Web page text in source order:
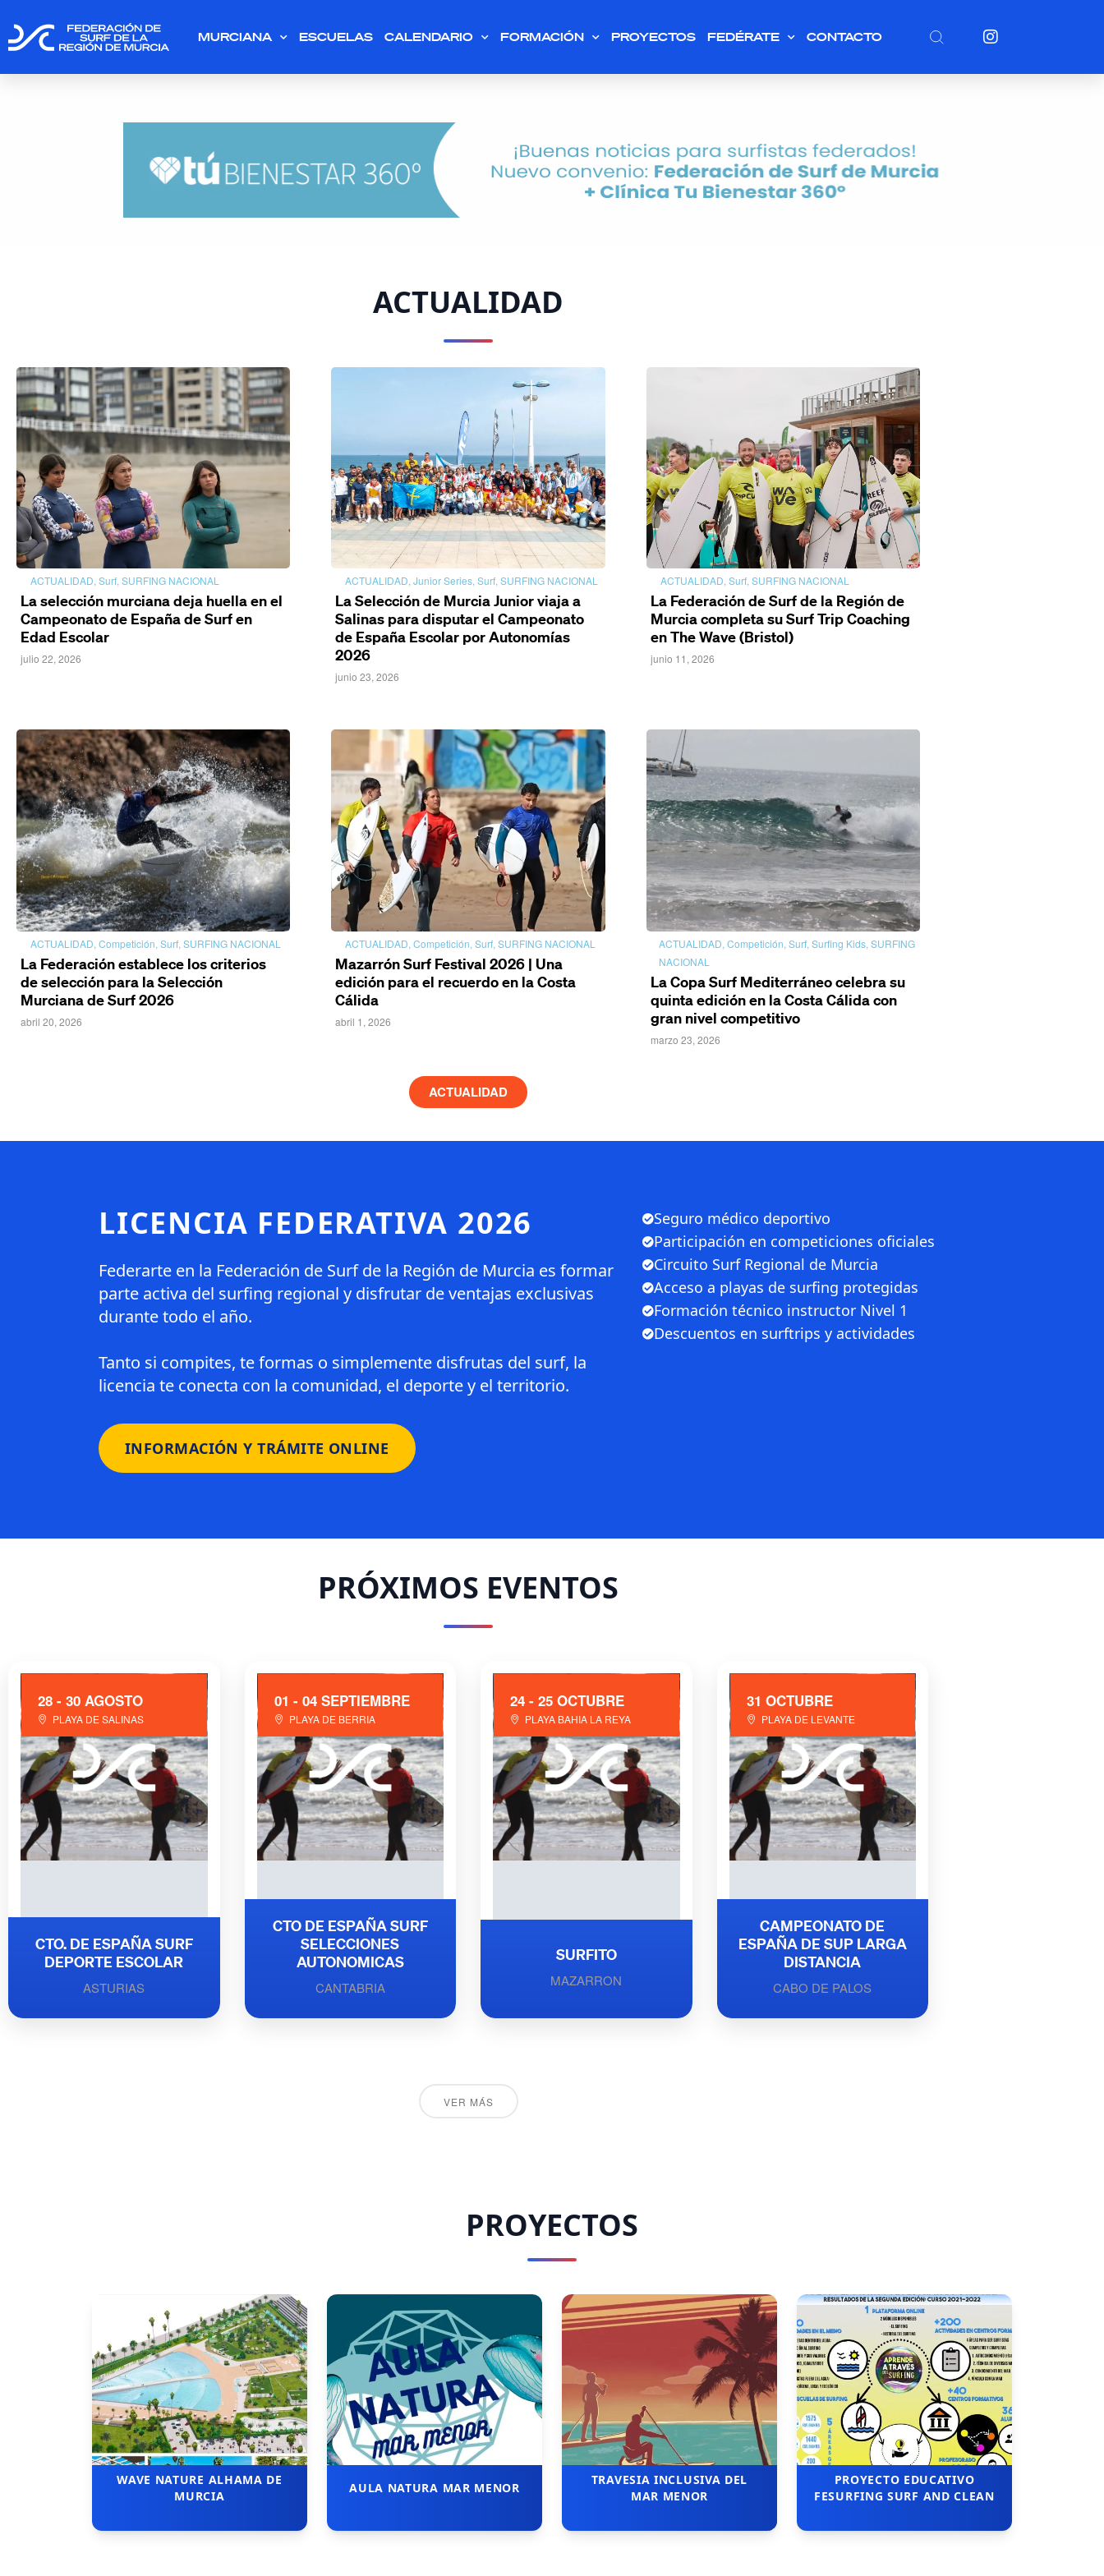
MURCIANA ESCUELAS CALENDARIO FORMACIÓN PROYECTOS FEDÉRATE CONTACTO
ACTUALIDAD
ACTUALIDAD,Surf,SURFING NACIONAL
La selección murciana deja huella en el
Campeonato de España de Surf en
Edad Escolar
julio 22, 2026
ACTUALIDAD,Junior Series,Surf,SURFING NACIONAL
La Selección de Murcia Junior viaja a
Salinas para disputar el Campeonato
de España Escolar por Autonomías
2026
junio 23, 2026
ACTUALIDAD,Surf,SURFING NACIONAL
La Federación de Surf de la Región de
Murcia completa su Surf Trip Coaching
en The Wave (Bristol)
junio 11, 2026
ACTUALIDAD, Competición, Surf, SURFING NACIONAL
La Federación establece los criterios
de selección para la Selección
Murciana de Surf 2026
abril 20, 2026
ACTUALIDAD,Competición,Surf,SURFING NACIONAL
Mazarrón Surf Festival 2026 | Una
edición para el recuerdo en la Costa
Cálida
abril 1, 2026
ACTUALIDAD, Competición, Surf, Surfing Kids, SURFING
NACIONAL
La Copa Surf Mediterráneo celebra su
quinta edición en la Costa Cálida con
gran nivel competitivo
marzo 23, 2026
ACTUALIDAD
LICENCIA FEDERATIVA 2026
Federarte en la Federación de Surf de la Región de Murcia es formar
parte activa del surfing regional y disfrutar de ventajas exclusivas
durante todo el año.
Tanto si compites, te formas o simplemente disfrutas del surf, la
licencia te conecta con la comunidad, el deporte y el territorio.
INFORMACIÓN Y TRÁMITE ONLINE
Seguro médico deportivo
Participación en competiciones oficiales
Circuito Surf Regional de Murcia
Acceso a playas de surfing protegidas
Formación técnico instructor Nivel 1
Descuentos en surftrips y actividades
PRÓXIMOS EVENTOS
28 - 30 AGOSTO
PLAYA DE SALINAS
CTO. DE ESPAÑA SURF
DEPORTE ESCOLAR
ASTURIAS
01 - 04 SEPTIEMBRE
PLAYA DE BERRIA
CTO DE ESPAÑA SURF
SELECCIONES
AUTONOMICAS
CANTABRIA
24 - 25 OCTUBRE
PLAYA BAHIA LA REYA
SURFITO
MAZARRON
31 OCTUBRE
PLAYA DE LEVANTE
CAMPEONATO DE
ESPAÑA DE SUP LARGA
DISTANCIA
CABO DE PALOS
VER MÁS
PROYECTOS
WAVE NATURE ALHAMA DE
MURCIA
AULA NATURA MAR MENOR
TRAVESIA INCLUSIVA DEL
MAR MENOR
PROYECTO EDUCATIVO
FESURFING SURF AND CLEAN